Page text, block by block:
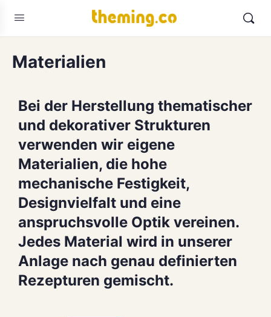
Materialien
Bei der Herstellung thematischer
und dekorativer Strukturen
verwenden wir eigene
Materialien, die hohe
mechanische Festigkeit,
Designvielfalt und eine
anspruchsvolle Optik vereinen.
Jedes Material wird in unserer
Anlage nach genau definierten
Rezepturen gemischt.